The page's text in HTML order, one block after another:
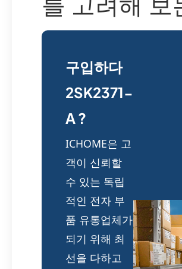
구입하다
2SK2371-
A ?
ICHOME은 고
객이 신뢰할
수 있는 독립
적인 전자 부
품 유통업체가
되기 위해 최
선을 다하고